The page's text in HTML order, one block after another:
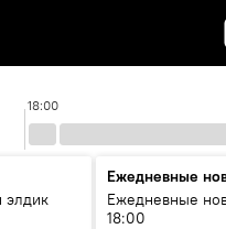
18:00
Ежедневные
Ежедневные
18:00